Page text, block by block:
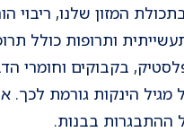
המזון שלנו, ריבוי
ותרופות כולל
בקבוקים וחומרי
מגיל הינקות גורמת
ההתבגרות בבנות.